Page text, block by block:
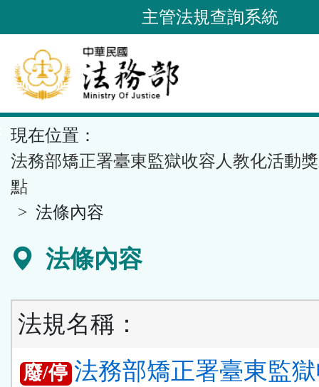
到
要
內
容
區
塊
主管法規查詢系統
現在位置：
法務部矯正署臺東監獄收容人教化活動
點
法條內容
法條內容
法規名稱：
廢/停 法務部矯正署臺東監